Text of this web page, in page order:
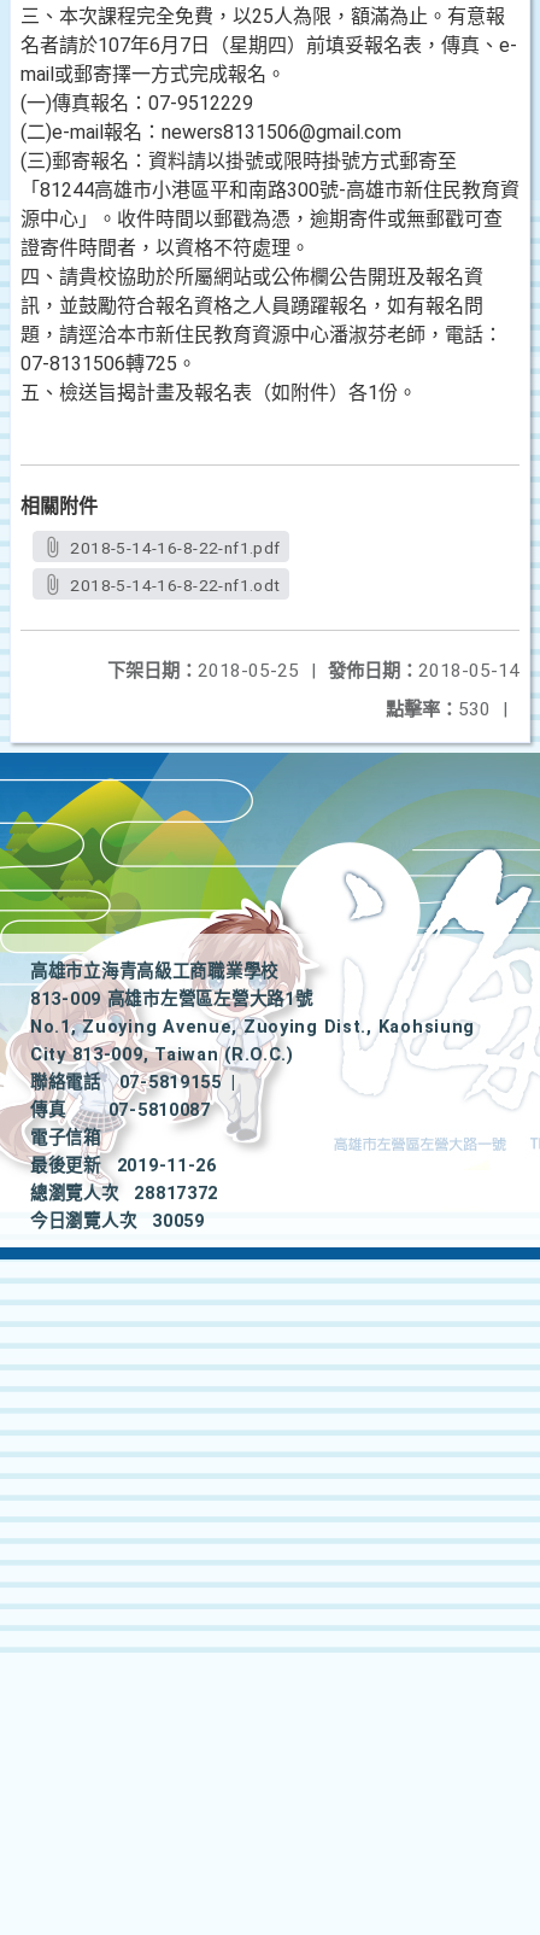
三、本次課程完全免費，以25人為限，額滿為止。有意報
名者請於107年6月7日（星期四）前填妥報名表，傳真、e-
mail或郵寄擇一方式完成報名。
(一)傳真報名：07-9512229
(二)e-mail報名：newers8131506@gmail.com
(三)郵寄報名：資料請以掛號或限時掛號方式郵寄至
「81244高雄市小港區平和南路300號-高雄市新住民教育資
源中心」。收件時間以郵戳為憑，逾期寄件或無郵戳可查
證寄件時間者，以資格不符處理。
四、請貴校協助於所屬網站或公佈欄公告開班及報名資
訊，並鼓勵符合報名資格之人員踴躍報名，如有報名問
題，請逕洽本市新住民教育資源中心潘淑芬老師，電話：
07-8131506轉725。
五、檢送旨揭計畫及報名表（如附件）各1份。
相關附件
2018-5-14-16-8-22-nf1.pdf
2018-5-14-16-8-22-nf1.odt
發佈日期： 2018-05-14
下架日期： 2018-05-25
|
點擊率： 530 |
高雄市立海青高級工商職業學校
813-009 高雄市左營區左營大路1號
No.1, Zuoying Avenue, Zuoying Dist., Kaohsiung
City 813-009, Taiwan (R.O.C.)
聯絡電話
07-5819155
|
傳真
07-5810087
電子信箱
最後更新
2019-11-26
總瀏覽人次
28817372
今日瀏覽人次
30059